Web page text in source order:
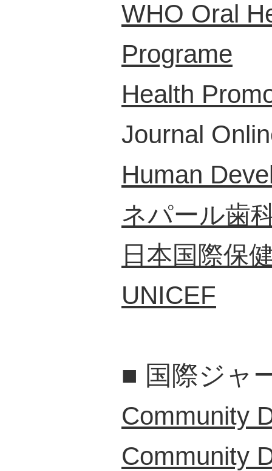
WHO Oral
Programe
Health
Journal
Human
ネパール歯
日本国際保
UNICEF
■ 国際ジャ
Community
Community